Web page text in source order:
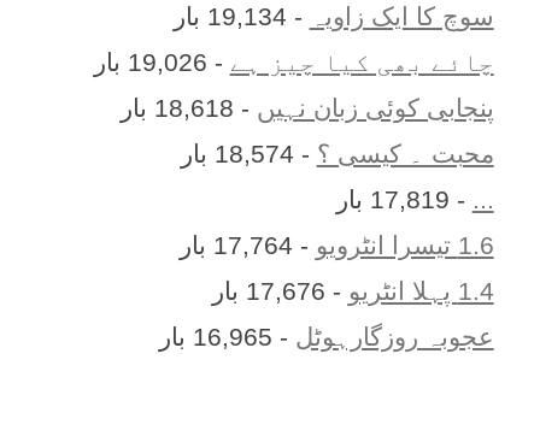
سوچ کا ایک زاویہ
- 19,134 بار
چائے بھی کیا چیز ہے - 19,026 بار
پنجابی کوئی زبان نہیں - 18,618 بار
محبت ۔ کیسی ؟ - 18,574 بار
... - 17,819 بار
1.6 تیسرا انٹرویو
- 17,764 بار
1.4 پہلا انٹریو
- 17,676 بار
عجوبہ روزگارہوٹل - 16,965 بار